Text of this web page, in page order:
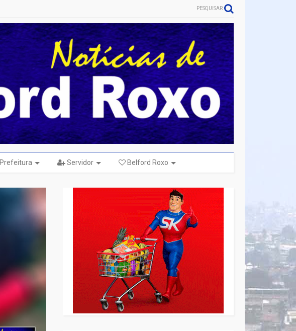
PESQUISAR
Prefeitura Servidor Belford Roxo